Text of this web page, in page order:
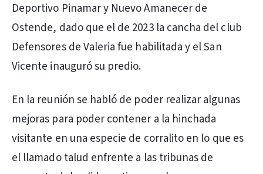
Deportivo Pinamar y Nuevo Amanecer de
Ostende, dado que el de 2023 la cancha del club
Defensores de Valeria fue habilitada y el San
Vicente inauguró su predio.
En la reunión se habló de poder realizar algunas
mejoras para poder contener a la hinchada
visitante en una especie de corralito en lo que es
el llamado talud enfrente a las tribunas de